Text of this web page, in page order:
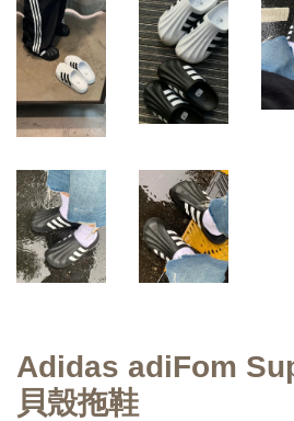
Adidas adiFom
貝殼拖鞋